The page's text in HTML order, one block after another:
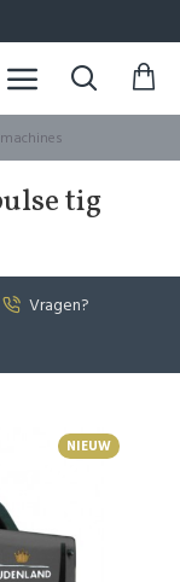
tig
Vragen?
NIEUW